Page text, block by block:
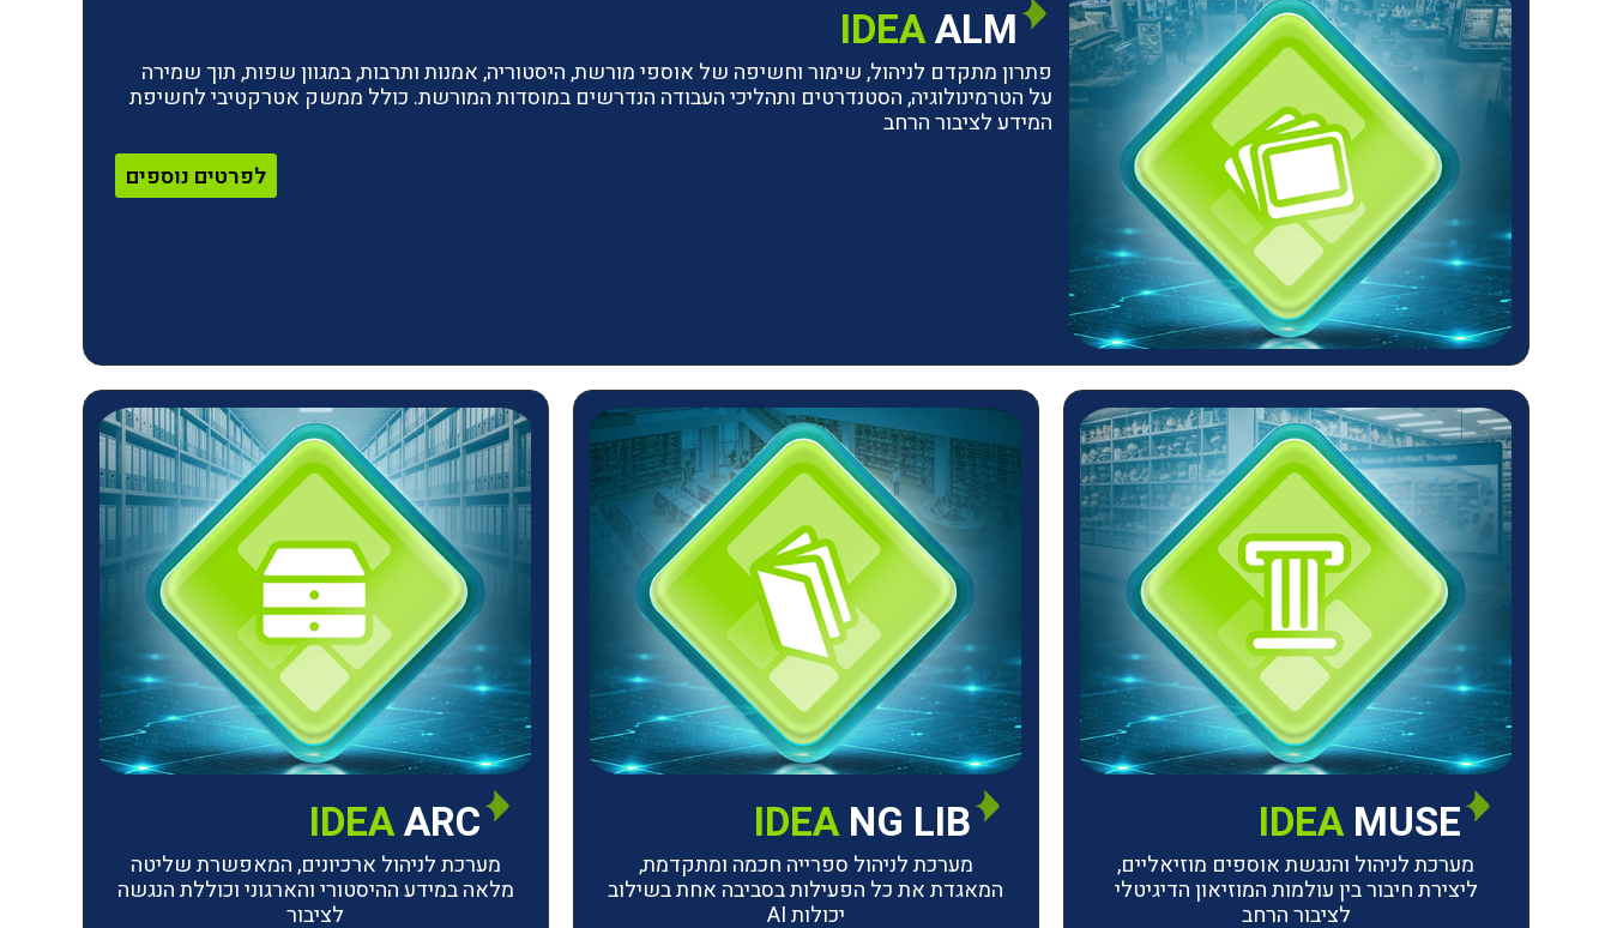
IDEAALM
פתרון מתקדם לניהול, שימור וחשיפה של אוספי מורשת, היסטוריה, אמנות ותרבות, במגוון שפות, תוך שמירה
על הטרמינולוגיה, הסטנדרטים ותהליכי העבודה הנדרשים במוסדות המורשת. כולל ממשק אטרקטיבי לחשיפת
המידע לציבור הרחב
לפרטים נוספים
IDEAMUSE
מערכת לניהול והנגשת אוספים מוזיאליים,
ליצירת חיבור בין עולמות המוזיאון הדיגיטלי
לציבור הרחב
IDEANG LIB
מערכת לניהול ספרייה חכמה ומתקדמת,
המאגדת את כל הפעילות בסביבה אחת בשילוב
יכולות AI
IDEAARC
מערכת לניהול ארכיונים, המאפשרת שליטה
מלאה במידע ההיסטורי והארגוני וכוללת הנגשה
לציבור